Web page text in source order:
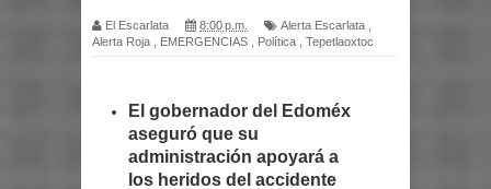
El Escarlata 8:00 p.m. Alerta Escarlata
Alerta Roja
EMERGENCIAS Política Tepetlaoxtoc
El gobernador del Edoméx
aseguró que su
administración apoyará a
los heridos del accidente